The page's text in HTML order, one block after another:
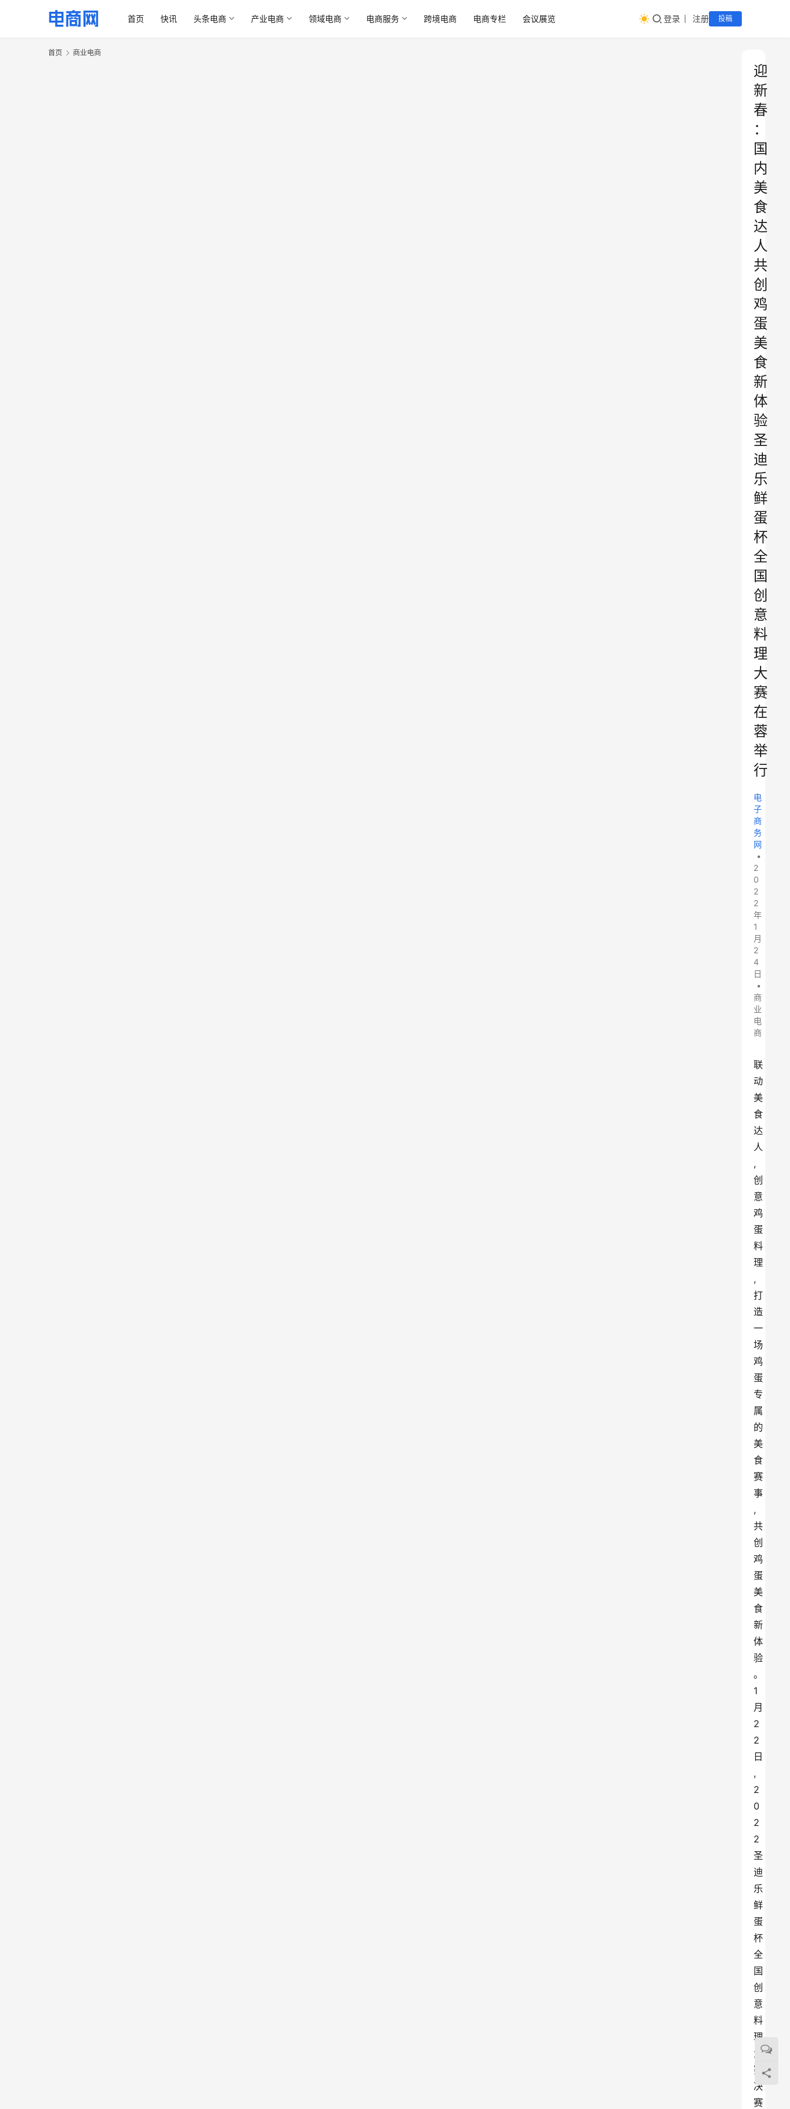
首页 快讯 头条电商 产业电商 领域电商 电商服务 跨境电商 电商专栏 会议展览 登录 注册 投稿
首页 商业电商
迎
新
春
：
国
内
美
食
达
人
共
创
鸡
蛋
美
食
新
体
验
圣
迪
乐
鲜
蛋
杯
全
国
创
意
料
理
大
赛
在
蓉
举
行
电
子
商
务
网
•
2
0
2
2
年
1
月
2
4
日
•
商
业
电
商
联
动
美
食
达
人
,
创
意
鸡
蛋
料
理
,
打
造
一
场
鸡
蛋
专
属
的
美
食
赛
事
,
共
创
鸡
蛋
美
食
新
体
验
。
1
月
2
2
日
,
2
0
2
2
圣
迪
乐
鲜
蛋
杯
全
国
创
意
料
理
大
赛
决
赛